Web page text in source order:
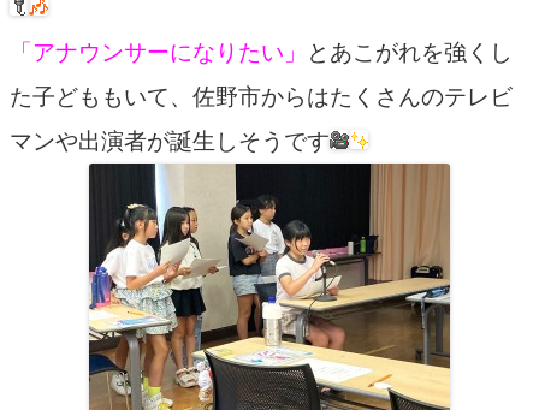
「アナウンサーになりたい」
とあこがれを強くし
た子どももいて、佐野市からはたくさんのテレビ
マンや出演者が誕生しそうです